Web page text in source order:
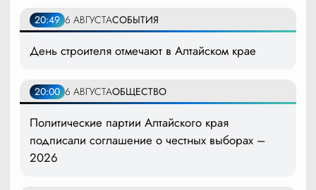
20:49 6 АВГУСТАСОБЫТИЯ
День строителя отмечают в Алтайском крае
20:00 6 АВГУСТАОБЩЕСТВО
Политические партии Алтайского края
подписали соглашение о честных выборах –
2026